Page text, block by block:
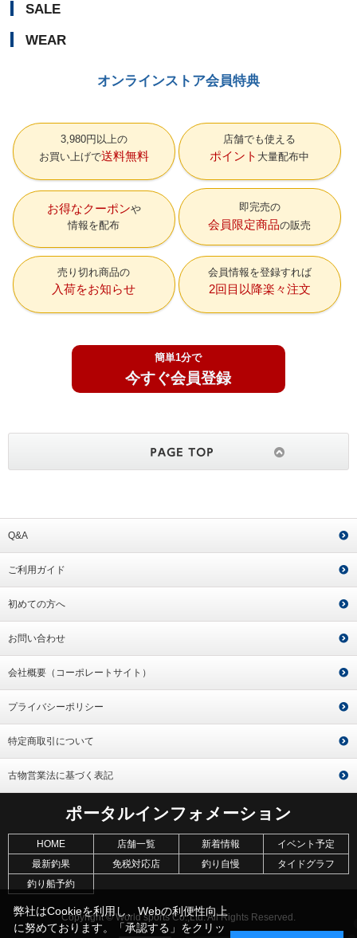
SALE
WEAR
オンラインストア会員特典
3,980円以上の
お買い上げで送料無料
店舗でも使える
ポイント 大量配布中
お得なクーポン
情報を配布
即完売の
会員限定商品の販売
売り切れ商品の
入荷をお知らせ
会員情報を登録すれば
2回目以降楽々注文
簡単1分で
今すぐ会員登録
Q&A
ご利用ガイド
初めての方へ
お問い合わせ
会社概要（コーポレートサイト）
プライバシーポリシー
特定商取引について
古物営業法に基づく表記
ポータルインフォメーション
HOME 店舗一覧 新着情報
イベント予定
最新釣果
免税対応店 釣り自慢
タイドグラフ
釣り船予約
Copyright © World sports Co.,Ltd. All Rights Reserved.
弊社はCookieを利用し、Webの利便性向上
に努めております。「承認する」をクリッ